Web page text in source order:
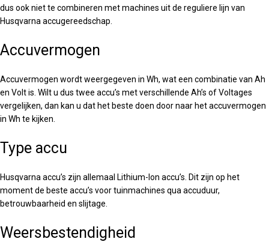
dus ook niet te combineren met machines uit de reguliere lijn van
Husqvarna accugereedschap.
Accuvermogen
Accuvermogen wordt weergegeven in Wh, wat een combinatie van Ah
en Volt is. Wilt u dus twee accu’s met verschillende Ah’s of Voltages
vergelijken, dan kan u dat het beste doen door naar het accuvermogen
in Wh te kijken.
Type accu
Husqvarna accu’s zijn allemaal Lithium-Ion accu’s. Dit zijn op het
moment de beste accu’s voor tuinmachines qua accuduur,
betrouwbaarheid en slijtage.
Weersbestendigheid